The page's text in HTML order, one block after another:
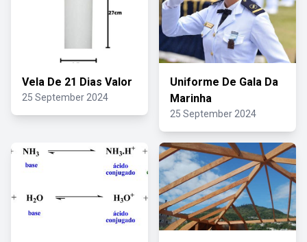
Vela De 21 Dias Valor
25 September 2024
Uniforme De Gala Da
Marinha
25 September 2024